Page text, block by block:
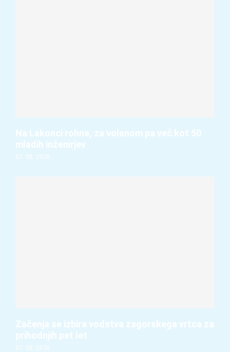
Na Lakonci rohne, za volanom pa več kot 50
mladih inženirjev
07. 08. 2026
Začenja se izbira vodstva zagorskega vrtca za
prihodnjih pet let
07. 08. 2026